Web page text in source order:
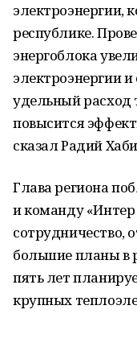
электроэнергии,
республике.
энергоблока
электроэнергии
удельный расход
повысится
сказал Радий
Глава региона
и команду
сотрудничество,
большие планы в
пять лет
крупных